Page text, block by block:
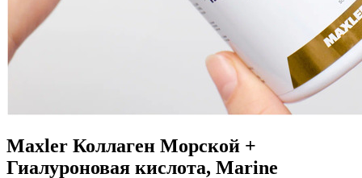
Maxler Коллаген Морской +
Гиалуроновая кислота, Marine